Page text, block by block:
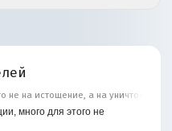
не на истощение, а на уничтожение
много для этого не